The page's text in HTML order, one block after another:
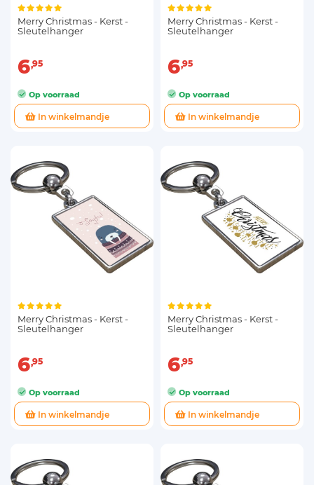
Merry Christmas - Kerst -
Sleutelhanger
6 95
Op voorraad
In winkelmandje
Merry Christmas - Kerst -
Sleutelhanger
6 95
Op voorraad
In winkelmandje
Merry Christmas - Kerst -
Sleutelhanger
6 95
Op voorraad
In winkelmandje
Merry Christmas - Kerst -
Sleutelhanger
6 95
Op voorraad
In winkelmandje